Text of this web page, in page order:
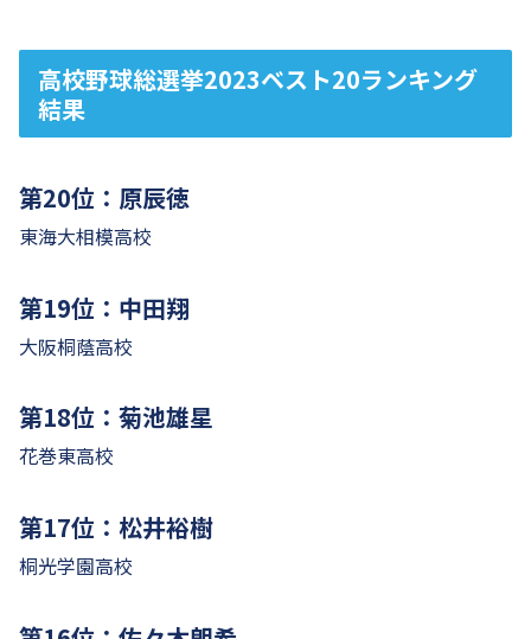
高校野球総選挙2023ベスト20ランキング
結果
第20位：原辰徳
東海大相模高校
第19位：中田翔
大阪桐蔭高校
第18位：菊池雄星
花巻東高校
第17位：松井裕樹
桐光学園高校